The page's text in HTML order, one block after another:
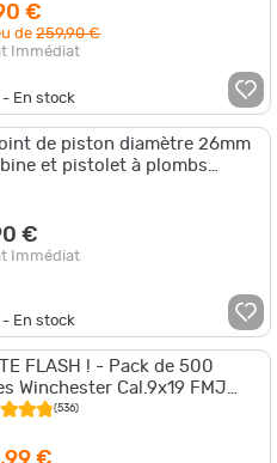
€
de259,90 €
Immédiat
- En stock
de piston diamètre 26mm
et pistolet à plombs
€
Immédiat
- En stock
FLASH ! - Pack de 500
Winchester Cal.9x19 FMJ
(10 Boites de 50) - PROMO !
(536)